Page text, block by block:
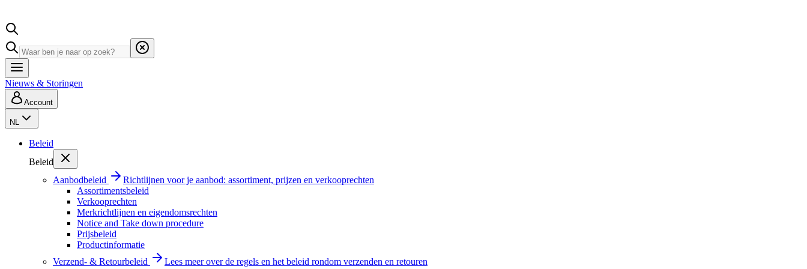
Nieuws & Storingen
Account
NL
Beleid
Beleid
Aanbodbeleid
Richtlijnen voor je aanbod: assortiment, prijzen en verkooprechten
Assortimentsbeleid
Verkooprechten
Merkrichtlijnen en eigendomsrechten
Notice and Take down procedure
Prijsbeleid
Productinformatie
Verzend- & Retourbeleid
Lees meer over de regels en het beleid rondom verzenden en retouren